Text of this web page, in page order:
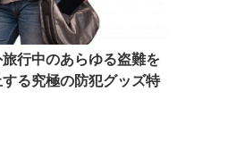
行中のあらゆる盗難を
する究極の防犯グッズ特